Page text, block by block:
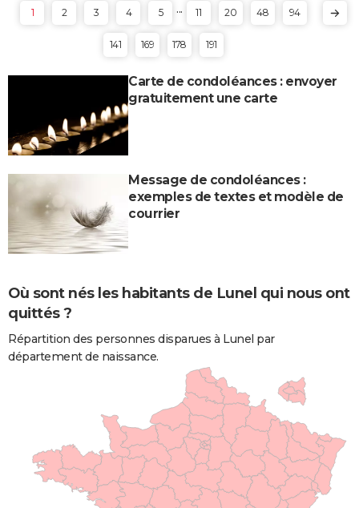
1 2 3 4 5 ... 11 20 48 94
141 169 178 191
Carte de condoléances : envoyer
gratuitement une carte
Message de condoléances :
exemples de textes et modèle de
courrier
Où sont nés les habitants de Lunel qui nous ont
quittés ?
Répartition des personnes disparues à Lunel par
département de naissance.